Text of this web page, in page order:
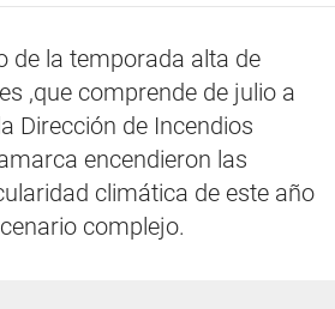
de la temporada alta de
,que comprende de julio a
Dirección de Incendios
encendieron las
climática de este año
complejo.